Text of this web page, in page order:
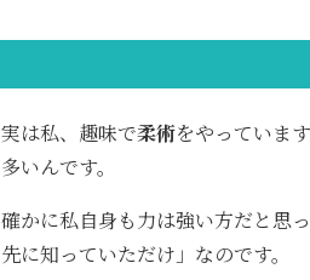
実は私、趣味で柔術をやっていま
多いんです。
確かに私自身も力は強い方だと思
先に知っていただけ」なのです。